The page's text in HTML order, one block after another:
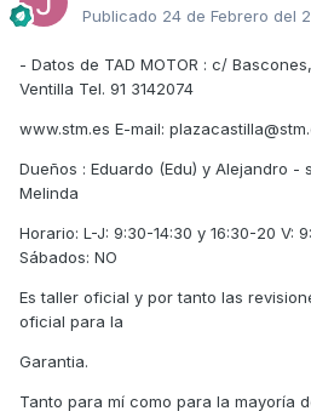
Publicado 24 de Febrero del
- Datos de TAD MOTOR : c/
Ventilla Tel. 91 3142074
www.stm.es E-mail:
Dueños : Eduardo (Edu) y Alejandro -
Melinda
Horario: L-J: 9:30-14:30 y 16:30-20 V:
Sábados: NO
Es taller oficial y por tanto las
oficial para la
Garantia.
Tanto para mí como para la mayoría